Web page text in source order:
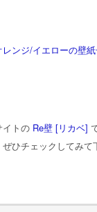
ンジ/イエローの壁
イトの Re壁 [リカベ]
ひチェックしてみて